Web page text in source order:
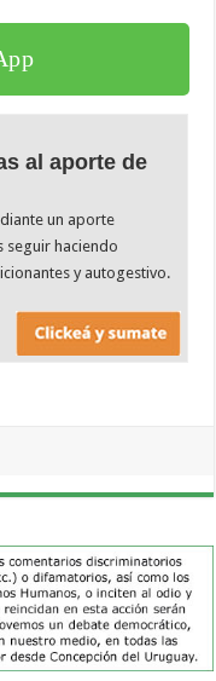
al aporte de
un aporte
seguir haciendo
y autogestivo.